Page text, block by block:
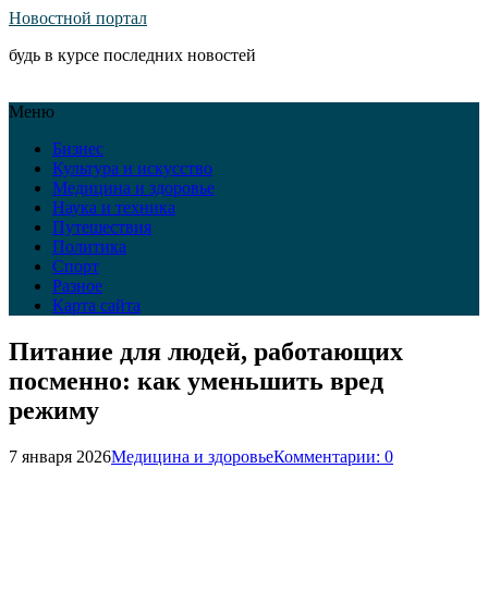
Новостной портал
будь в курсе последних новостей
Меню
Бизнес
Культура и искусство
Медицина и здоровье
Наука и техника
Путешествия
Политика
Спорт
Разное
Карта сайта
Питание для людей, работающих
посменно: как уменьшить вред
режиму
7 января 2026Медицина и здоровьеКомментарии: 0